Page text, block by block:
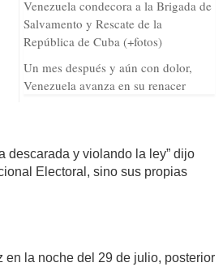
Venezuela condecora a la Brigada de
Salvamento y Rescate de la
República de Cuba (+fotos)
Un mes después y aún con dolor,
Venezuela avanza en su renacer
descarada y violando la ley” dijo
Electoral, sino sus propias
la noche del 29 de julio, posterior